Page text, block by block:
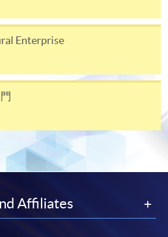
郵遞方式遞交。
授課程內其他單元
課程特設「註冊及學費通知」，適
授課程。
學員送上「註冊及學費通知」
填妥有關「通知」，並親往報名中
，遞交「通知」及繳交所需費用。
課程資料，或聯絡有關課程負責
Enterprise
Affiliates